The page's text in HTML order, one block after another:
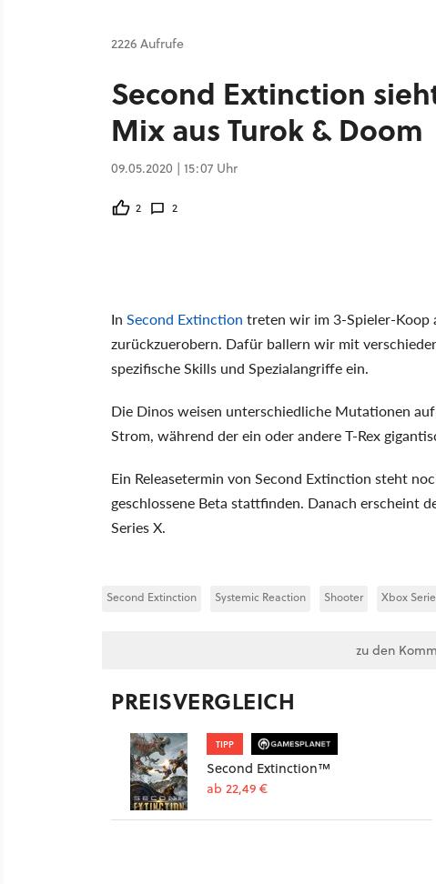
2226 Aufrufe
Second Extinction
Mix aus Turok & Doom
09.05.2020 | 15:07 Uhr
2 2
In Second Extinction treten wir im 3-Spieler-Koop
zurückzuerobern. Dafür ballern wir mit
spezifische Skills und Spezialangriffe ein.
Die Dinos weisen unterschiedliche Mutationen
Strom, während der ein oder andere T-Rex
Ein Releasetermin von Second Extinction steht
geschlossene Beta stattfinden. Danach erscheint
Series X.
Second Extinction Systemic Reaction Shooter Xbox
zu den
PREISVERGLEICH
TIPP
Second Extinction™
ab 22,49 €